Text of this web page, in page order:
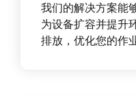
我们的解决方案能
为设备扩容并提升
排放，优化您的作